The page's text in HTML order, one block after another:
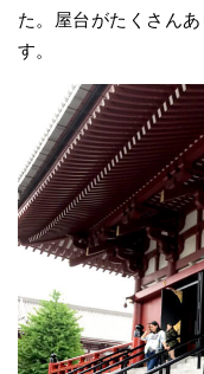
た。屋台がたくさん
す。